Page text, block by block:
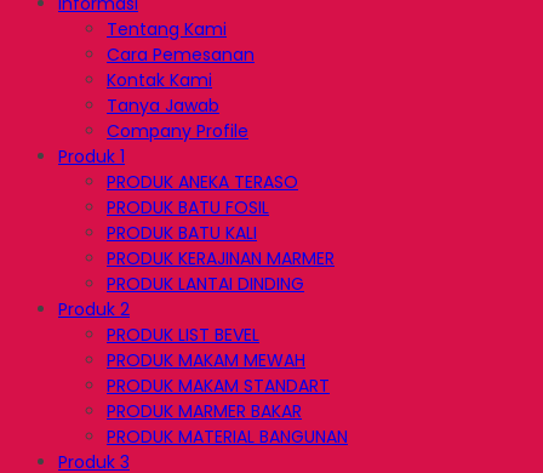
Tentang Kami
Cara Pemesanan
Kontak Kami
Tanya Jawab
Company Profile
Produk 1
PRODUK ANEKA TERASO
PRODUK BATU FOSIL
PRODUK BATU KALI
PRODUK KERAJINAN MARMER
PRODUK LANTAI DINDING
Produk 2
PRODUK LIST BEVEL
PRODUK MAKAM MEWAH
PRODUK MAKAM STANDART
PRODUK MARMER BAKAR
PRODUK MATERIAL BANGUNAN
Produk 3